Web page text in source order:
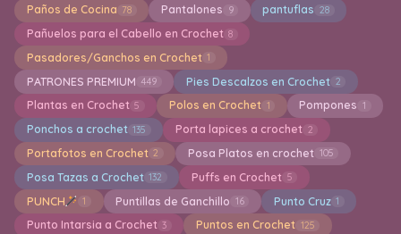
Paños de Cocina 78 Pantalones 9 pantuflas 28
Pañuelos para el Cabello en Crochet 8
Pasadores/Ganchos en Crochet 1
PATRONES PREMIUM 449 Pies Descalzos en Crochet 2
Plantas en Crochet 5 Polos en Crochet 1 Pompones 1
Ponchos a crochet 135 Porta lapices a crochet 2
Portafotos en Crochet 2 Posa Platos en crochet 105
Posa Tazas a Crochet 132 Puffs en Crochet 5
PUNCH 1 Puntillas de Ganchillo 16 Punto Cruz 1
Punto Intarsia a Crochet 3 Puntos en Crochet 125